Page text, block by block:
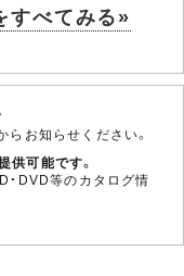
すべてみる»
らお知らせください。
可能です。
・DVD等のカタログ情